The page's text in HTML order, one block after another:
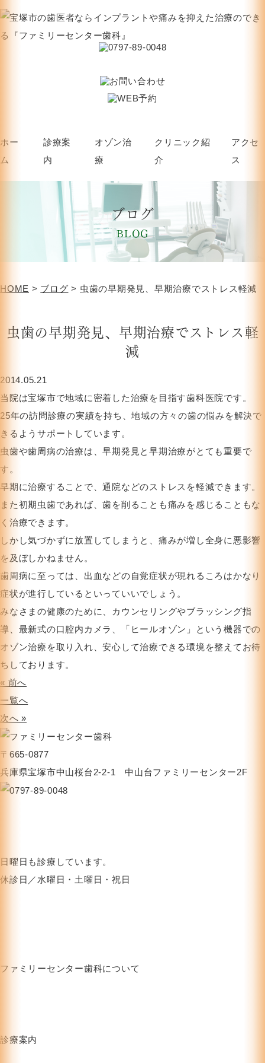
ホー
ム
診療案
内
オゾン治
療
クリニック紹
介
アクセ
ス
ブログ
BLOG
HOME > ブログ > 虫歯の早期発見、早期治療でストレス軽減
虫歯の早期発見、早期治療でストレス軽
減
2014.05.21
当院は宝塚市で地域に密着した治療を目指す歯科医院です。
25年の訪問診療の実績を持ち、地域の方々の歯の悩みを解決で
きるようサポートしています。
虫歯や歯周病の治療は、早期発見と早期治療がとても重要で
す。
早期に治療することで、通院などのストレスを軽減できます。
また初期虫歯であれば、歯を削ることも痛みを感じることもな
く治療できます。
しかし気づかずに放置してしまうと、痛みが増し全身に悪影響
を及ぼしかねません。
歯周病に至っては、出血などの自覚症状が現れるころはかなり
症状が進行しているといっていいでしょう。
みなさまの健康のために、カウンセリングやブラッシング指
導、最新式の口腔内カメラ、「ヒールオゾン」という機器での
オゾン治療を取り入れ、安心して治療できる環境を整えてお待
ちしております。
« 前へ
一覧へ
次へ »
〒665-0877
兵庫県宝塚市中山桜台2-2-1 中山台ファミリーセンター2F
日曜日も診療しています。
休診日／水曜日・土曜日・祝日
ファミリーセンター歯科について
診療案内